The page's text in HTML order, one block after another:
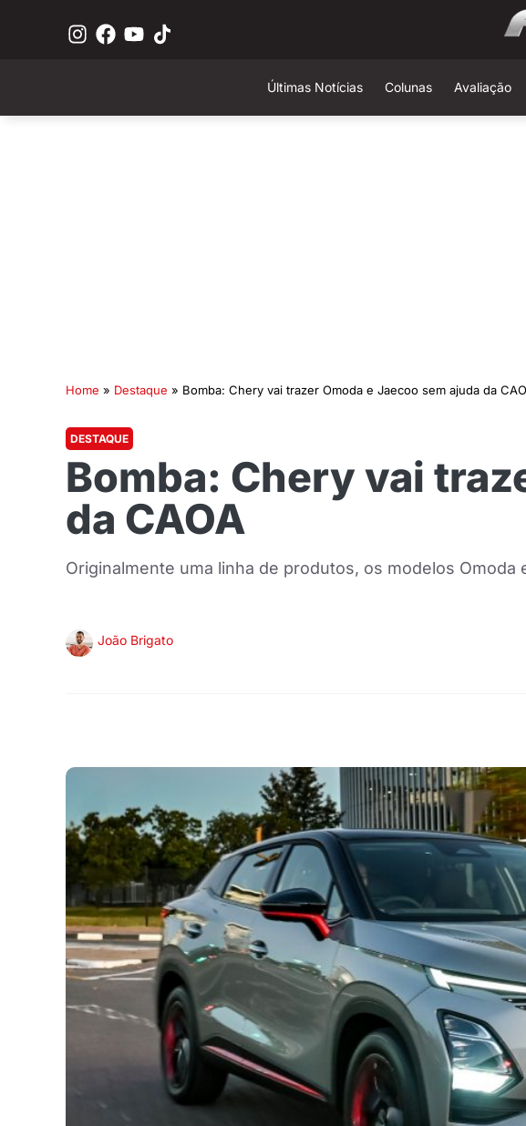
Últimas Notícias Colunas Avaliação
Home » Destaque » Bomba: Chery vai trazer Omoda e Jaecoo sem ajuda da
DESTAQUE
Bomba: Chery vai
da CAOA
Originalmente uma linha de produtos, os modelos
João Brigato